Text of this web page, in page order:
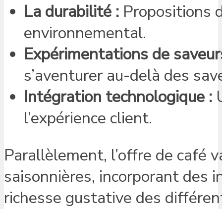
La durabilité : Propositions
environnemental.
Expérimentations de
s’aventurer au-delà des
Intégration technologique :
l’expérience client.
Parallèlement, l’offre de café
saisonnières, incorporant des
richesse gustative des